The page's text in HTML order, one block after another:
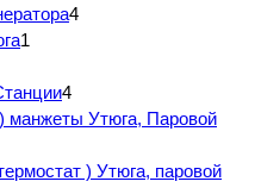
4
1
4
манжеты Утюга, Паровой
) Утюга, паровой